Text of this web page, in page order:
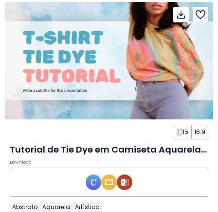
15 16:9
Tutorial de Tie Dye em Camiseta Aquarelado em Slides
Download
Abstrato Aquarela Artístico